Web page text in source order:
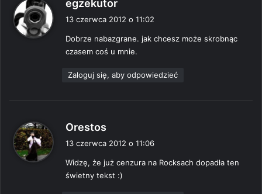
egzekutor
z
e
13 czerwca 2012 o 11:02
Dobrze nabazgrane. jak chcesz może skrobnąc
czasem coś u mnie.
Zaloguj się, aby odpowiedzieć
Orestos
z
e
13 czerwca 2012 o 11:06
Widzę, że już cenzura na Rocksach dopadła ten
świetny tekst :)